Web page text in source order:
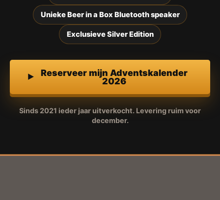
Unieke Beer in a Box Bluetooth speaker
Exclusieve Silver Edition
Reserveer mijn Adventskalender
2026
Sinds 2021 ieder jaar uitverkocht. Levering ruim voor
december.